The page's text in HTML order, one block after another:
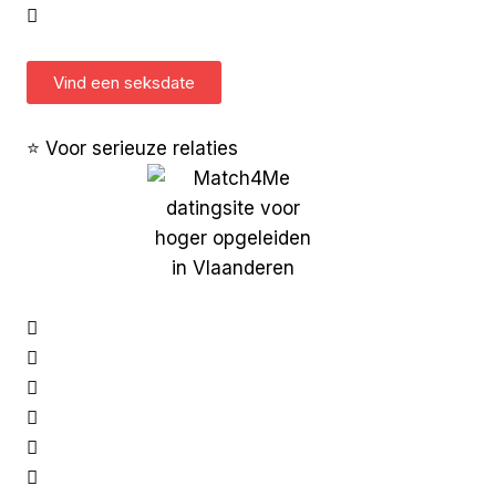
Vind een seksdate
⭐ Voor serieuze relaties